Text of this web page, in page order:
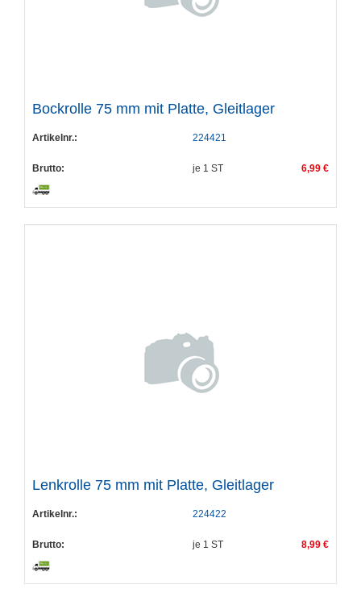
Bockrolle 75 mm mit Platte, Gleitlager
Artikelnr.: 224421
Brutto: je 1 ST 6,99 €
Lenkrolle 75 mm mit Platte, Gleitlager
Artikelnr.: 224422
Brutto: je 1 ST 8,99 €